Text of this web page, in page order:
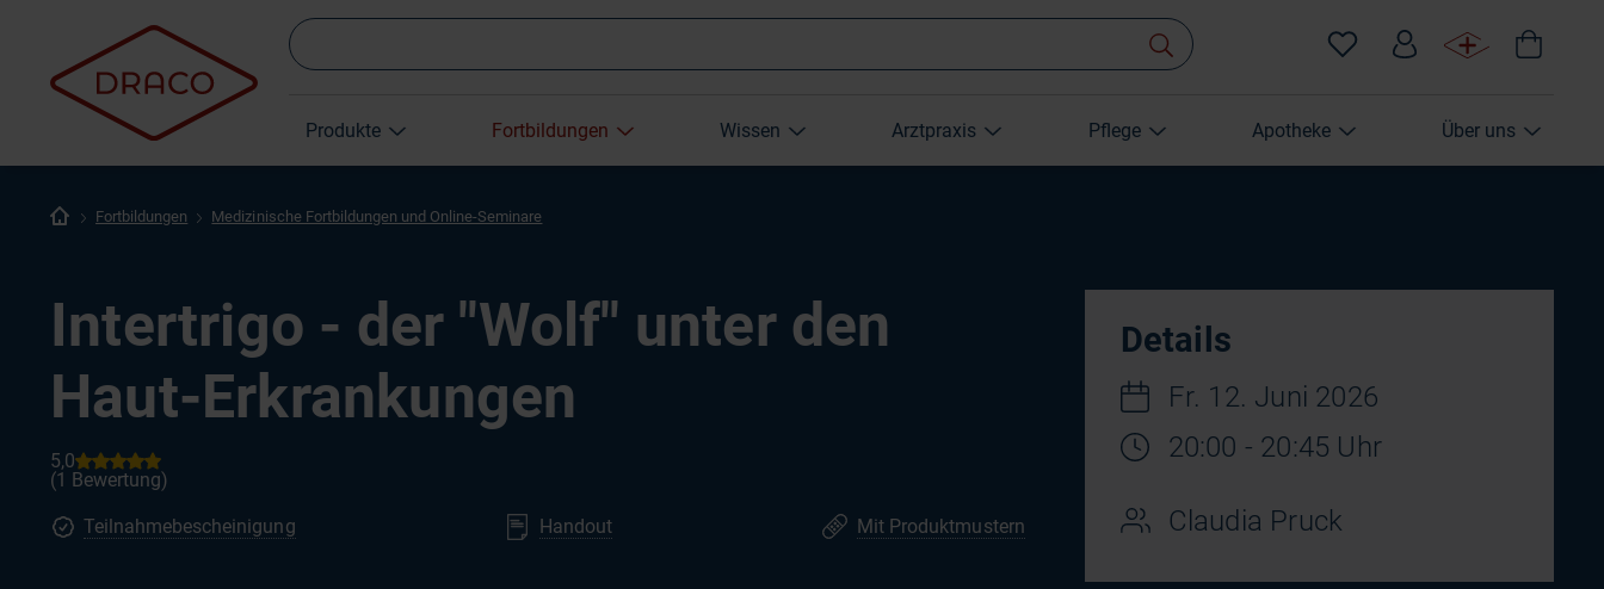
Produkte Fortbildungen Wissen Arztpraxis Pflege Apotheke Über uns
Fortbildungen Medizinische Fortbildungen und Online-Seminare
Intertrigo - der "Wolf" unter den
Haut-Erkrankungen
Teilnahmebescheinigung Handout Mit Produktmustern
Details
Fr. 12. Juni 2026
20:00 - 20:45 Uhr
Claudia Pruck
Wonach